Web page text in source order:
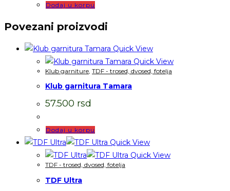
Dodaj u korpu
Povezani proizvodi
Quick View
Quick View
Klub garniture TDF - trosed, dvosed, fotelja
Klub garnitura Tamara
57.500 rsd
Dodaj u korpu
Quick View
Quick View
TDF - trosed, dvosed, fotelja
TDF Ultra